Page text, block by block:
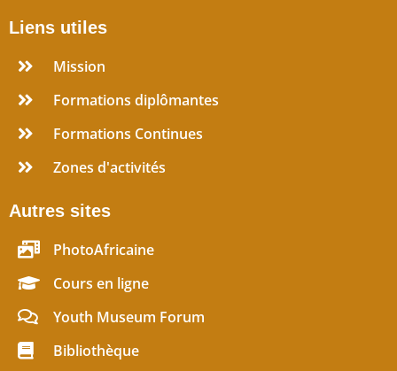
Liens utiles
Mission
Formations diplômantes
Formations Continues
Zones d'activités
Autres sites
PhotoAfricaine
Cours en ligne
Youth Museum Forum
Bibliothèque